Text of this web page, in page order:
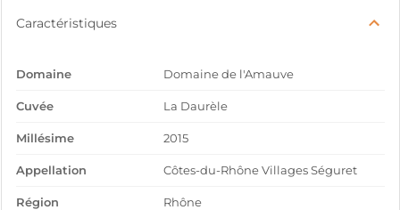
Caractéristiques
Domaine Domaine de l'Amauve
Cuvée La Daurèle
Millésime 2015
Appellation Côtes-du-Rhône Villages Séguret
Région Rhône